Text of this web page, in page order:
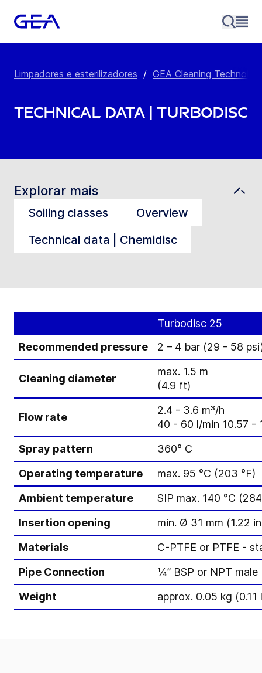
Limpadores e esterilizadores / GEA Cleaning
Technical data | Turbodisc
Explorar mais
Soiling classes
Overview
Technical data | Chemidisc
Turbodisc 25
Recommended pressure
2 – 4 bar (29 - 58
Cleaning diameter
max. 1.5 m
(4.9 ft)
Flow rate
2.4 - 3.6 m³/h
40 - 60 l/min 10.57 -
Spray pattern
360° C
Operating temperature
max. 95 °C (203 °F)
Ambient temperature
SIP max. 140 °C
Insertion opening
min. Ø 31 mm (1.22
Materials
C-PTFE or PTFE -
Pipe Connection
¼” BSP or NPT male
Weight
approx. 0.05 kg (0.11